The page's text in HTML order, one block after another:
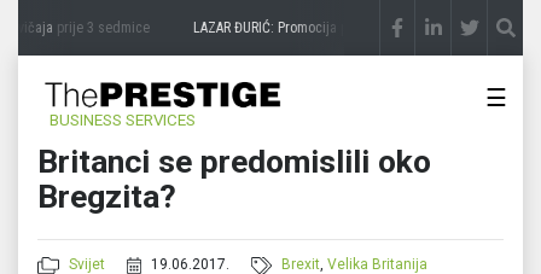
prije 3 sedmice LAZAR ĐURIĆ: Promocija potencijal pretvara u destinaciju
BUSINESS SERVICES
☰
Britanci se predomislili oko
Bregzita?
Svijet 19.06.2017. Brexit,Velika Britanija